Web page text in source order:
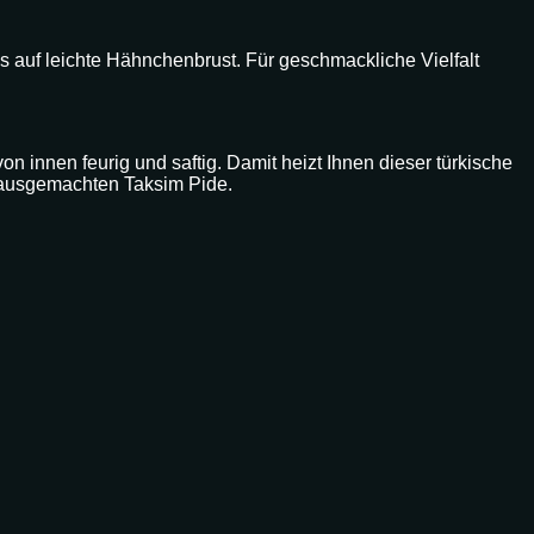
auf leichte Hähnchenbrust. Für geschmackliche Vielfalt
innen feurig und saftig. Damit heizt Ihnen dieser türkische
Taksim Pide.